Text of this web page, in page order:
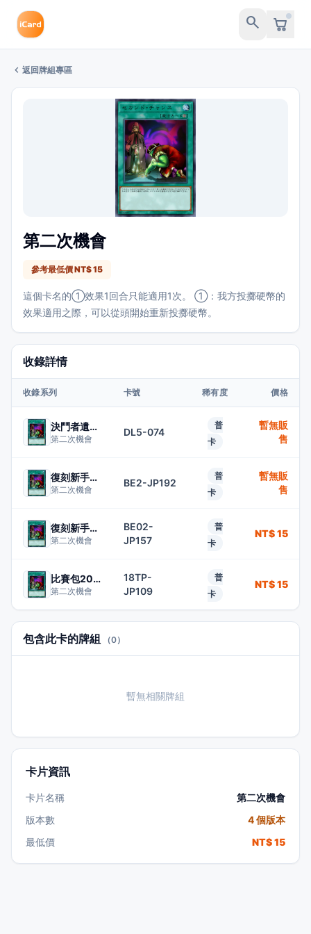
search
chevron_left 返回牌組專區
第二次機會
參考最低價 NT$ 15
這個卡名的①效果1回合只能適用1次。 ①：我方投擲硬幣的
效果適用之際，可以從頭開始重新投擲硬幣。
收錄詳情
收錄系列 卡號 稀有度 價格
決鬥者遺產5
第二次機會
DL5-074
普
卡
暫無販
售
復刻新手包2
第二次機會
BE2-JP192
普
卡
暫無販
售
復刻新手包2
第二次機會
BE02-
JP157
普
卡
NT$ 15
比賽包2018
第二次機會
18TP-
JP109
普
卡
NT$ 15
包含此卡的牌組 （0）
暫無相關牌組
卡片資訊
卡片名稱
第二次機會
版本數
4 個版本
最低價
NT$ 15